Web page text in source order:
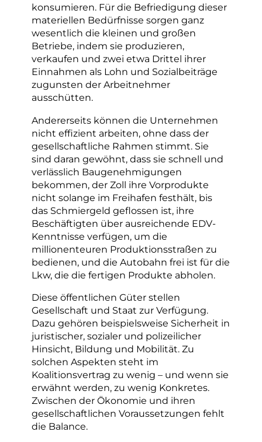
konsumieren. Für die Befriedigung dieser
materiellen Bedürfnisse sorgen ganz
wesentlich die kleinen und großen
Betriebe, indem sie produzieren,
verkaufen und zwei etwa Drittel ihrer
Einnahmen als Lohn und Sozialbeiträge
zugunsten der Arbeitnehmer
ausschütten.
Andererseits können die Unternehmen
nicht effizient arbeiten, ohne dass der
gesellschaftliche Rahmen stimmt. Sie
sind daran gewöhnt, dass sie schnell und
verlässlich Baugenehmigungen
bekommen, der Zoll ihre Vorprodukte
nicht solange im Freihafen festhält, bis
das Schmiergeld geflossen ist, ihre
Beschäftigten über ausreichende EDV-
Kenntnisse verfügen, um die
millionenteuren Produktionsstraßen zu
bedienen, und die Autobahn frei ist für die
Lkw, die die fertigen Produkte abholen.
Diese öffentlichen Güter stellen
Gesellschaft und Staat zur Verfügung.
Dazu gehören beispielsweise Sicherheit in
juristischer, sozialer und polizeilicher
Hinsicht, Bildung und Mobilität. Zu
solchen Aspekten steht im
Koalitionsvertrag zu wenig – und wenn sie
erwähnt werden, zu wenig Konkretes.
Zwischen der Ökonomie und ihren
gesellschaftlichen Voraussetzungen fehlt
die Balance.